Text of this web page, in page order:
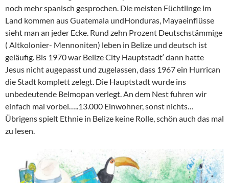
noch mehr spanisch gesprochen. Die meisten Füchtlinge im
Land kommen aus Guatemala undHonduras, Mayaeinflüsse
sieht man an jeder Ecke. Rund zehn Prozent Deutschstämmige
( Altkolonier- Mennoniten) leben in Belize und deutsch ist
geläufig. Bis 1970 war Belize City Hauptstadt‘ dann hatte
Jesus nicht augepasst und zugelassen, dass 1967 ein Hurrican
die Stadt komplett zelegt. Die Hauptstadt wurde ins
unbedeutende Belmopan verlegt. An dem Nest fuhren wir
einfach mal vorbei…..13.000 Einwohner, sonst nichts…
Übrigens spielt Ethnie in Belize keine Rolle, schön auch das mal
zu lesen.